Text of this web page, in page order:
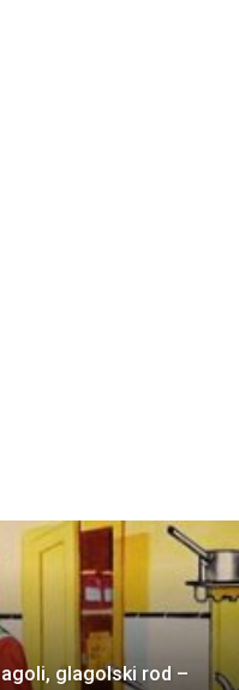
glagolski rod –